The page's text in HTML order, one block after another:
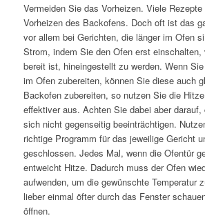
Vermeiden Sie das Vorheizen. Viele Rezepte
Vorheizen des Backofens. Doch oft ist das
vor allem bei Gerichten, die länger im Ofen
Strom, indem Sie den Ofen erst einschalten,
bereit ist, hineingestellt zu werden. Wenn
im Ofen zubereiten, können Sie diese auch
Backofen zubereiten, so nutzen Sie die
effektiver aus. Achten Sie dabei aber
sich nicht gegenseitig beeinträchtigen.
richtige Programm für das jeweilige Gericht
geschlossen. Jedes Mal, wenn die Ofentür
entweicht Hitze. Dadurch muss der Ofen
aufwenden, um die gewünschte Temperatur
lieber einmal öfter durch das Fenster
öffnen.